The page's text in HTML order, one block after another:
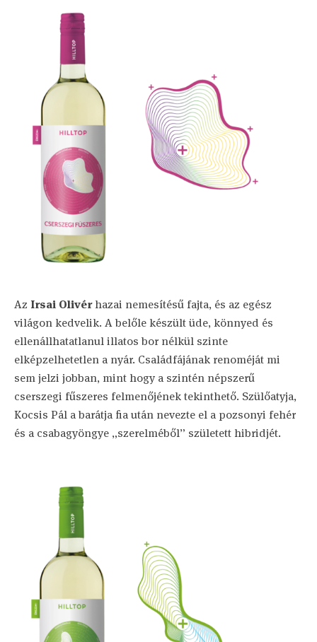
Az Irsai Olivérhazai nemesítésű fajta, és az egész
világon kedvelik. A belőle készült üde, könnyed és
ellenállhatatlanul illatos bor nélkül szinte
elképzelhetetlen a nyár. Családfájának renoméját mi
sem jelzi jobban, mint hogy a szintén népszerű
cserszegi fűszeres felmenőjének tekinthető. Szülőatyja,
Kocsis Pál a barátja fia után nevezte el a pozsonyi fehér
és a csabagyöngye „szerelméből” született hibridjét.